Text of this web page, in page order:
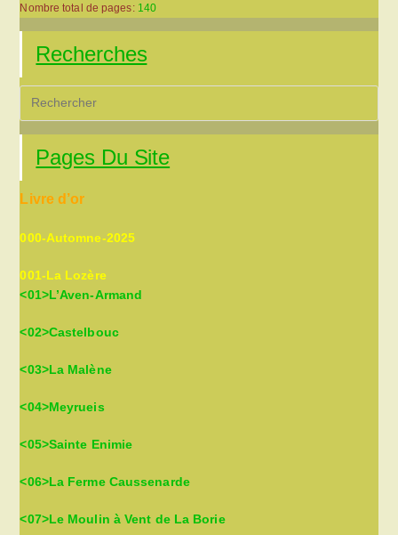
Nombre total de pages: 140
Recherches
Pages Du Site
Livre d’or
000-Automne-2025
001-La Lozère
<01>L’Aven-Armand
<02>Castelbouc
<03>La Malène
<04>Meyrueis
<05>Sainte Enimie
<06>La Ferme Caussenarde
<07>Le Moulin à Vent de La Borie